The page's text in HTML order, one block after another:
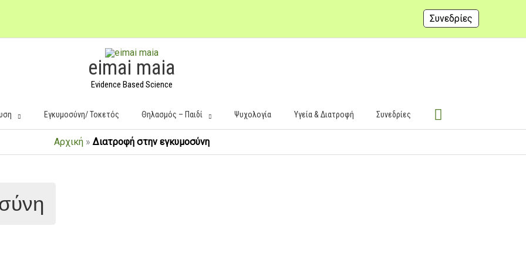
Συνεδρίες
eimai maia
Evidence Based Science
Εγκυμοσύνη/ Τοκετός Θηλασμός – Παιδί Ψυχολογία Υγεία & Διατροφή Συνεδρίες
Αρχική» Διατροφή στην εγκυμοσύνη